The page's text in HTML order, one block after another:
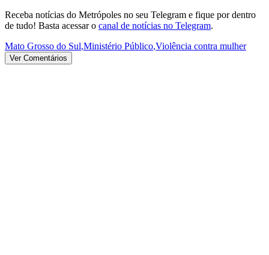
Receba notícias do Metrópoles no seu Telegram e fique por dentro
de tudo! Basta acessar o canal de notícias no Telegram.
Mato Grosso do Sul,Ministério Público,Violência contra mulher
Ver Comentários